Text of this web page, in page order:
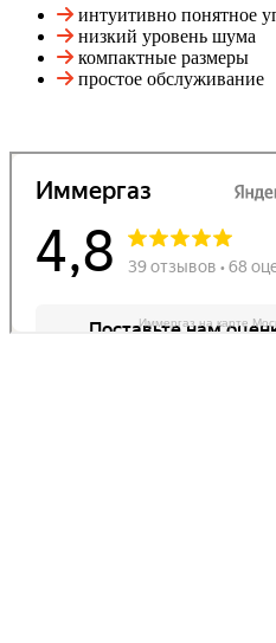
интуитивно понятное
низкий уровень шума
компактные размеры
простое обслуживание
Иммергаз на карте